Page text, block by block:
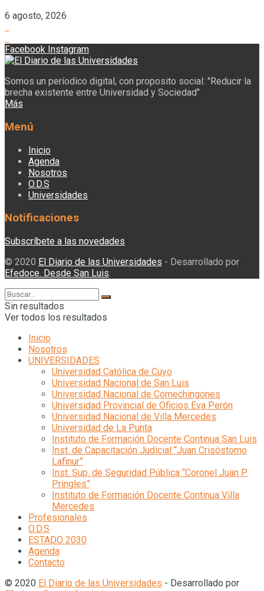
6 agosto, 2026
Facebook Instagram
Somos un períodico digital, con proposito social: "Reducir la
brecha existente entre Universidad y Sociedad"
Más
Menú
Inicio
Agenda
Nosotros
O.D.S
Universidades
Notificaciones
Subscríbete a las novedades
© 2020 El Diario de las Universidades - Desarrollado por
Efedoce. Desde San Luis.
Sin resultados
Ver todos los resultados
Inicio
Nosotros
UNIVERSIDADES
Universidad Católica de Cuyo
Universidad Nacional de San Luis
Universidad Nacional de Comechingones
Universidad Provincial de Oficios Eva Perón
Universidad Nacional de Villa Mercedes
Universidad de La Punta
Instituto de Formación Docente Continua San Luis
Inst. de Capacitación Judicial “Juan Crisóstomo
Lafinur”
Inst. Sup. de Seguridad Pública “Coronel Juan P.
Pringles”
Instituto de Formación Docente Continua Villa
Mercedes
Profesionales
O.D.S
ESTADO 2030
Agenda
Contacto
© 2020 El Diario de las Universidades - Desarrollado por